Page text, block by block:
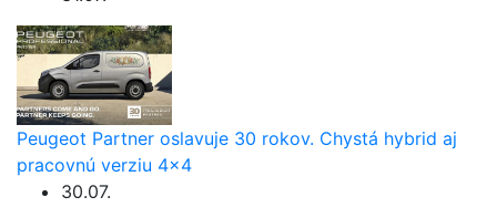
Peugeot Partner oslavuje 30 rokov. Chystá hybrid aj
pracovnú verziu 4×4
30.07.